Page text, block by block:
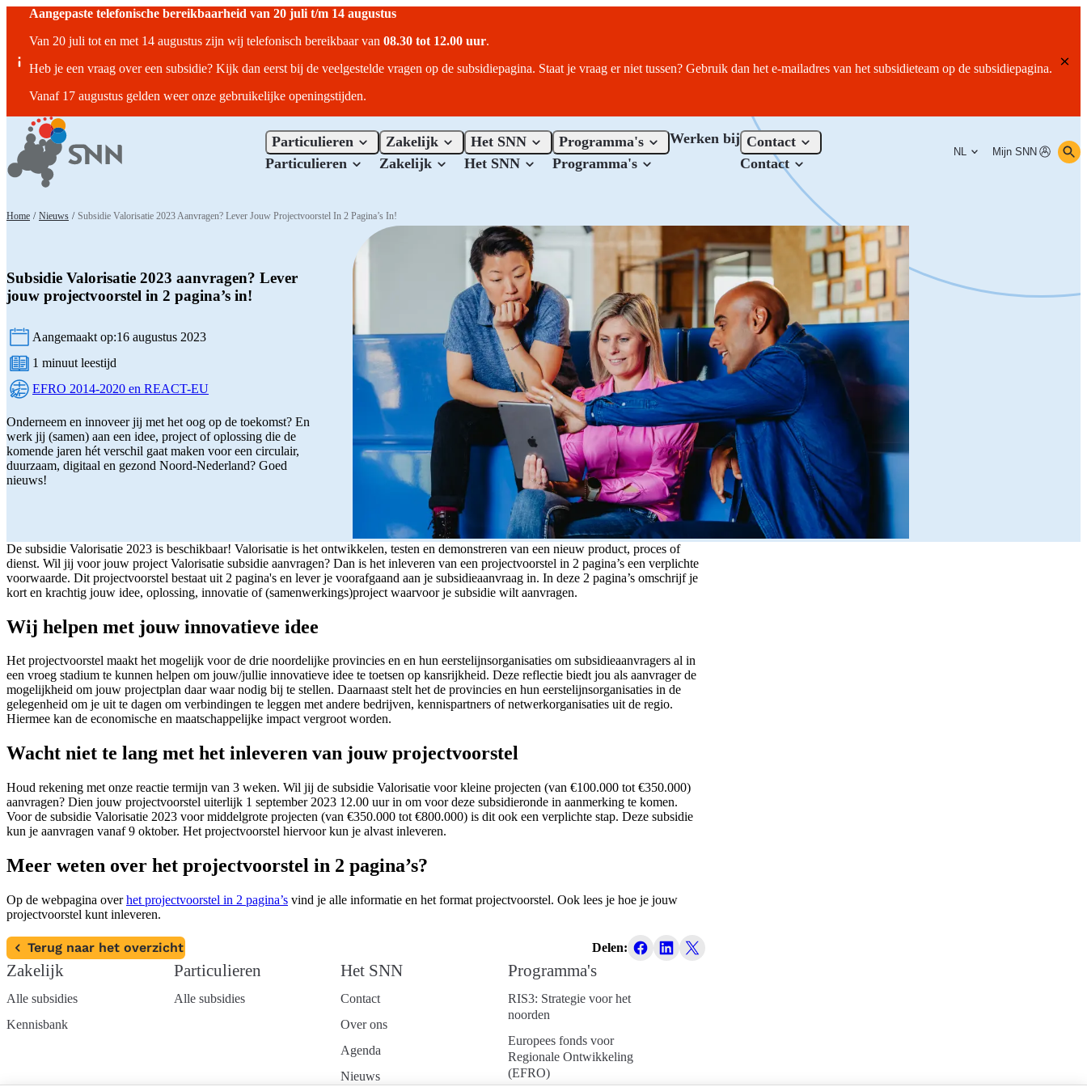
Aangepaste telefonische bereikbaarheid van 20 juli t/m 14 augustus
Van 20 juli tot en met 14 augustus zijn wij telefonisch bereikbaar van 08.30 tot 12.00 uur.
Heb je een vraag over een subsidie? Kijk dan eerst bij de veelgestelde vragen op de subsidiepagina. Staat je vraag er niet tussen? Gebruik dan het e-mailadres van het subsidieteam op de subsidiepagina.
Vanaf 17 augustus gelden weer onze gebruikelijke openingstijden.
Particulieren
Particulieren
Zakelijk
Zakelijk
Het SNN
Het SNN
Programma's
Programma's
Werken bij Contact
Contact
NL Mijn SNN
Home / Nieuws / Subsidie Valorisatie 2023 Aanvragen? Lever Jouw Projectvoorstel In 2 Pagina’s In!
Subsidie Valorisatie 2023 aanvragen? Lever
jouw projectvoorstel in 2 pagina’s in!
Aangemaakt op:16 augustus 2023
Leestijd:
1 minuut leestijd
Programma:
EFRO 2014-2020 en REACT-EU
Onderneem en innoveer jij met het oog op de toekomst? En
werk jij (samen) aan een idee, project of oplossing die de
komende jaren hét verschil gaat maken voor een circulair,
duurzaam, digitaal en gezond Noord-Nederland? Goed
nieuws!
De subsidie Valorisatie 2023 is beschikbaar! Valorisatie is het ontwikkelen, testen en demonstreren van een nieuw product, proces of
dienst. Wil jij voor jouw project Valorisatie subsidie aanvragen? Dan is het inleveren van een projectvoorstel in 2 pagina’s een verplichte
voorwaarde. Dit projectvoorstel bestaat uit 2 pagina's en lever je voorafgaand aan je subsidieaanvraag in. In deze 2 pagina’s omschrijf je
kort en krachtig jouw idee, oplossing, innovatie of (samenwerkings)project waarvoor je subsidie wilt aanvragen.
Wij helpen met jouw innovatieve idee
Het projectvoorstel maakt het mogelijk voor de drie noordelijke provincies en en hun eerstelijnsorganisaties om subsidieaanvragers al in
een vroeg stadium te kunnen helpen om jouw/jullie innovatieve idee te toetsen op kansrijkheid. Deze reflectie biedt jou als aanvrager de
mogelijkheid om jouw projectplan daar waar nodig bij te stellen. Daarnaast stelt het de provincies en hun eerstelijnsorganisaties in de
gelegenheid om je uit te dagen om verbindingen te leggen met andere bedrijven, kennispartners of netwerkorganisaties uit de regio.
Hiermee kan de economische en maatschappelijke impact vergroot worden.
Wacht niet te lang met het inleveren van jouw projectvoorstel
Houd rekening met onze reactie termijn van 3 weken. Wil jij de subsidie Valorisatie voor kleine projecten (van €100.000 tot €350.000)
aanvragen? Dien jouw projectvoorstel uiterlijk 1 september 2023 12.00 uur in om voor deze subsidieronde in aanmerking te komen.
Voor de subsidie Valorisatie 2023 voor middelgrote projecten (van €350.000 tot €800.000) is dit ook een verplichte stap. Deze subsidie
kun je aanvragen vanaf 9 oktober. Het projectvoorstel hiervoor kun je alvast inleveren.
Meer weten over het projectvoorstel in 2 pagina’s?
Op de webpagina overhet projectvoorstel in 2 pagina’s vind je alle informatie en het format projectvoorstel. Ook lees je hoe je jouw
projectvoorstel kunt inleveren.
Terug naar het overzicht Delen:
Zakelijk
Alle subsidies
Kennisbank
Particulieren
Alle subsidies
Het SNN
Contact
Over ons
Agenda
Nieuws
Programma's
RIS3: Strategie voor het
noorden
Europees fonds voor
Regionale Ontwikkeling
(EFRO)